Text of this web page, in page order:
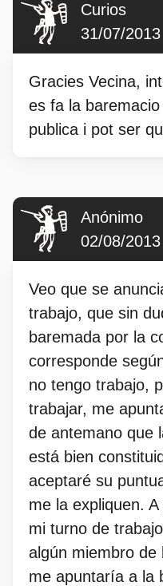
Curios
31/07/2013
Gracies Vecina,
es fa la
publica i pot ser
Anónimo
02/08/2013
Veo que se
trabajo, que sin
baremada por la
corresponde
no tengo trabajo,
trabajar, me
de antemano que
está bien
aceptaré su
me la expliquen.
mi turno de
algún miembro de
me apuntaría a la